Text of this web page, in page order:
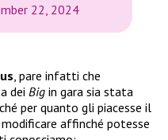
22, 2024
, pare infatti che
dei Big in gara sia stata
per quanto gli piacesse il
affinché potesse